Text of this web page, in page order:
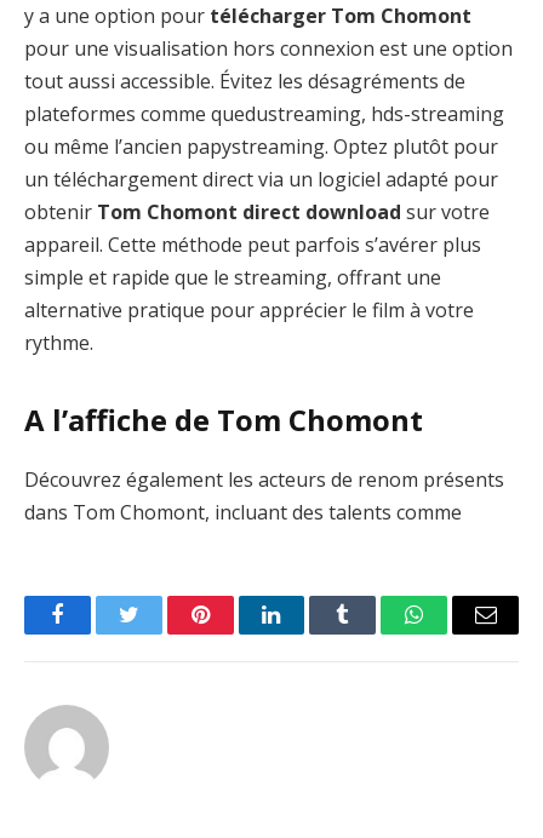
y a une option pour télécharger Tom Chomont
pour une visualisation hors connexion est une option
tout aussi accessible. Évitez les désagréments de
plateformes comme quedustreaming, hds-streaming
ou même l’ancien papystreaming. Optez plutôt pour
un téléchargement direct via un logiciel adapté pour
obtenir Tom Chomont direct download sur votre
appareil. Cette méthode peut parfois s’avérer plus
simple et rapide que le streaming, offrant une
alternative pratique pour apprécier le film à votre
rythme.
A l’affiche de Tom Chomont
Découvrez également les acteurs de renom présents
dans Tom Chomont, incluant des talents comme
FacebookTwitter PinterestLinkedInTumblr WhatsAppEmail